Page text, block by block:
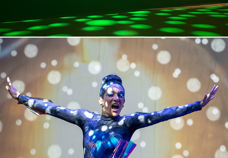
Take Me to Funkytown
2025